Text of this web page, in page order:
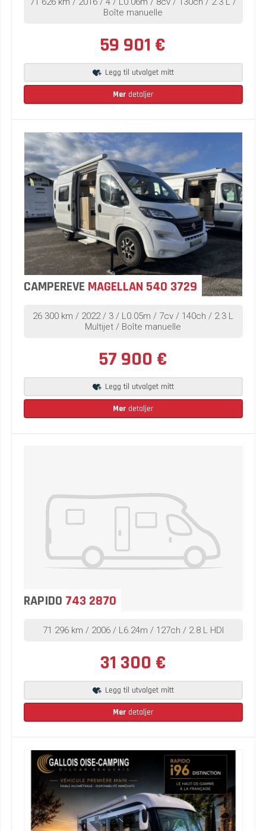
Boîte manuelle
59 901 €
Legg til utvalget mitt
Mer detaljer
CAMPEREVE MAGELLAN 540 3729
26 300 km / 2022 / 3 / L0.05m / 7cv / 140ch / 2.3 L
Multijet / Boîte manuelle
57 900 €
Legg til utvalget mitt
Mer detaljer
RAPIDO 743 2870
71 296 km / 2006 / L6.24m / 127ch / 2.8 L HDI
31 300 €
Legg til utvalget mitt
Mer detaljer